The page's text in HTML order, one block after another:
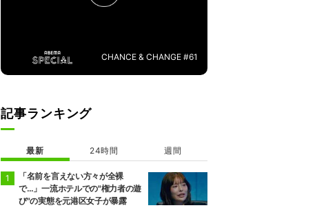
CHANCE & CHANGE #61
記事ランキング
最新 24時間 週間
「名前を言えない方々が全裸
で…」一流ホテルでの"権力者の遊
び"の実態を元港区女子が暴露